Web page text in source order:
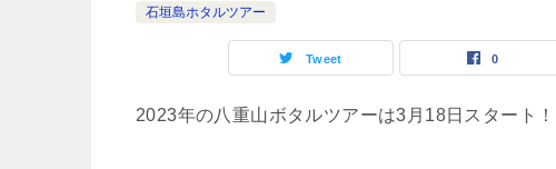
石垣島ホタルツアー
Tweet 0
2023年の八重山ボタルツアーは3月18日スタート！